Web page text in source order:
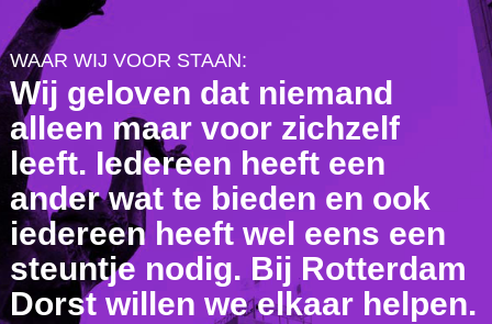
WAAR WIJ VOOR STAAN:
Wij geloven dat niemand
alleen maar voor zichzelf
leeft. Iedereen heeft een
ander wat te bieden en ook
iedereen heeft wel eens een
steuntje nodig. Bij Rotterdam
Dorst willen we elkaar helpen.